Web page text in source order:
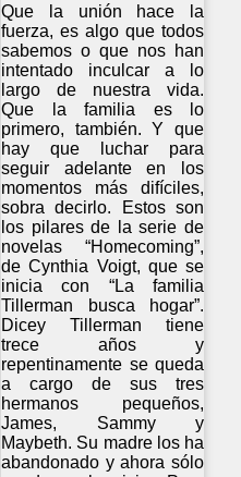
Que la unión hace la
fuerza, es algo que todos
sabemos o que nos han
intentado inculcar a lo
largo de nuestra vida.
Que la familia es lo
primero, también. Y que
hay que luchar para
seguir adelante en los
momentos más difíciles,
sobra decirlo. Estos son
los pilares de la serie de
novelas “Homecoming”,
de Cynthia Voigt, que se
inicia con “La familia
Tillerman busca hogar”.
Dicey Tillerman tiene
trece años y
repentinamente se queda
a cargo de sus tres
hermanos pequeños,
James, Sammy y
Maybeth. Su madre los ha
abandonado y ahora sólo